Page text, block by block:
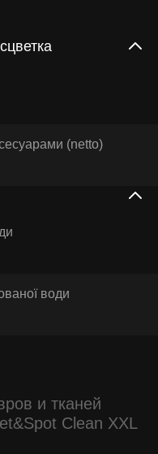
(netto)
води
и тканей
Clean XXL